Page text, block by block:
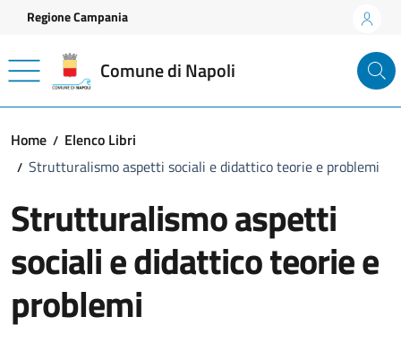
Vai ai contenuti
Vai al footer
Regione Campania
Comune di Napoli
Home
Elenco Libri
Strutturalismo aspetti sociali e didattico teorie e problemi
Strutturalismo aspetti
sociali e didattico teorie e
problemi